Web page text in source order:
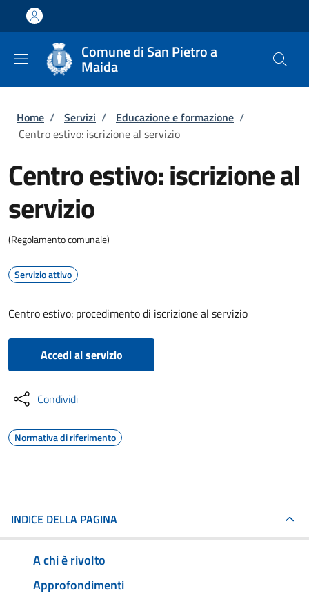
Salta al contenuto principale
Skip to footer content
Comune di San Pietro a
Maida
Briciole di pane
Home / Servizi / Educazione e formazione /
Centro estivo: iscrizione al servizio
Centro estivo: iscrizione al
servizio
(Regolamento comunale)
Servizio attivo
Centro estivo: procedimento di iscrizione al servizio
Accedi al servizio
Condividi
Normativa di riferimento
INDICE DELLA PAGINA
A chi è rivolto
Approfondimenti